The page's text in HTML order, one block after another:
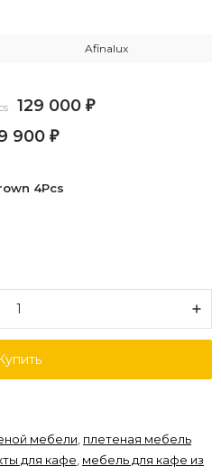
Afinalux
129 000 ₽
900 ₽
4Pcs
мебели плетеная мебель
для кафе мебель для кафе из